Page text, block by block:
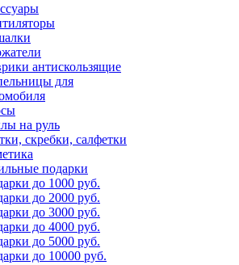
антискользящие
для
на руль
скребки, салфетки
подарки
до 1000 руб.
до 2000 руб.
до 3000 руб.
до 4000 руб.
до 5000 руб.
до 10000 руб.